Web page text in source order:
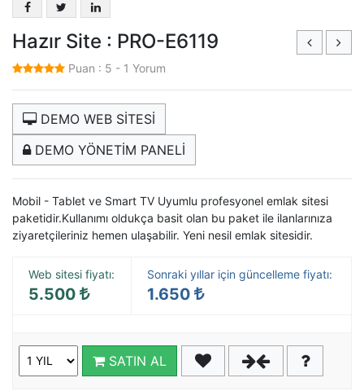
Hazır Site : PRO-E6119
Puan : 5 - 1 Yorum
DEMO WEB SİTESİ
DEMO YÖNETİM PANELİ
Mobil - Tablet ve Smart TV Uyumlu profesyonel emlak sitesi
paketidir.Kullanımı oldukça basit olan bu paket ile ilanlarınıza
ziyaretçileriniz hemen ulaşabilir. Yeni nesil emlak sitesidir.
Web sitesi fiyatı:
5.500
Sonraki yıllar için güncelleme fiyatı:
1.650
SATIN AL